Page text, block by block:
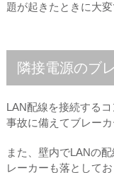
題が起きたときに大変
隣接電源のブ
LAN配線を接続する
事故に備えてブレー
また、壁内でLANの
レーカーも落として